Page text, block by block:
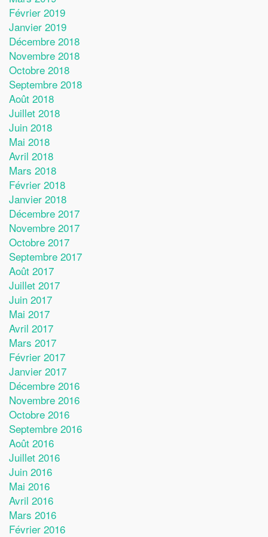
Février 2019
Janvier 2019
Décembre 2018
Novembre 2018
Octobre 2018
Septembre 2018
Août 2018
Juillet 2018
Juin 2018
Mai 2018
Avril 2018
Mars 2018
Février 2018
Janvier 2018
Décembre 2017
Novembre 2017
Octobre 2017
Septembre 2017
Août 2017
Juillet 2017
Juin 2017
Mai 2017
Avril 2017
Mars 2017
Février 2017
Janvier 2017
Décembre 2016
Novembre 2016
Octobre 2016
Septembre 2016
Août 2016
Juillet 2016
Juin 2016
Mai 2016
Avril 2016
Mars 2016
Février 2016